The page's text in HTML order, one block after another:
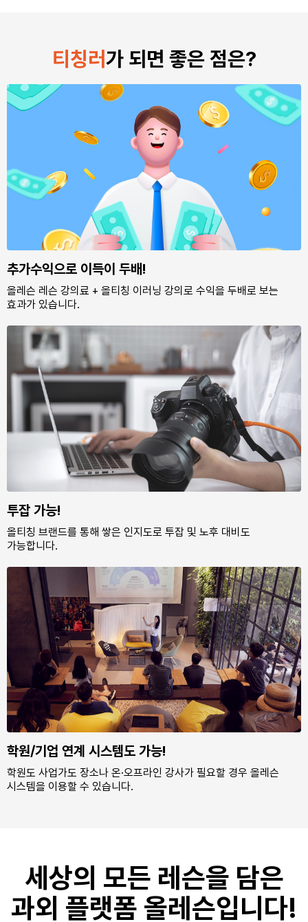
티칭러가 되면 좋은 점은?
추가수익으로 이득이 두배!
올레슨 레슨 강의료 + 올티칭 이러닝 강의로 수익을 두배로 보는
효과가 있습니다.
투잡 가능!
올티칭 브랜드를 통해 쌓은 인지도로 투잡 및 노후 대비도
가능합니다.
학원/기업 연계 시스템도 가능!
학원도 사업가도 장소나 온·오프라인 강사가 필요할 경우 올레슨
시스템을 이용할 수 있습니다.
세상의 모든 레슨을 담은
과외 플랫폼 올레슨입니다!